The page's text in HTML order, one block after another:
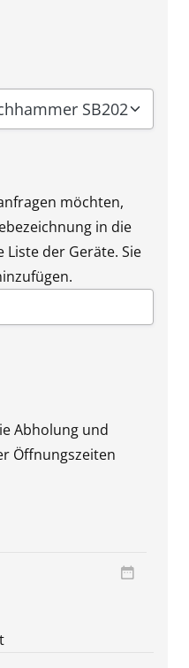
SB202
möchten,
in die
Liste der Geräte. Sie
Abholung und
Öffnungszeiten